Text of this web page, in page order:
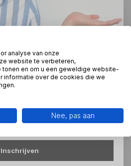
museumcollectie
vraag over dit
u graag via 06-23643267
op je bestelling
nieuwsbrief om op de hoogte te
producten, en ontvang 10%
op je aankoop! 😀
Inschrijven
analyse van onze
website te verbeteren,
en om u een geweldige website-
informatie over de cookies die we
Nee, pas aan